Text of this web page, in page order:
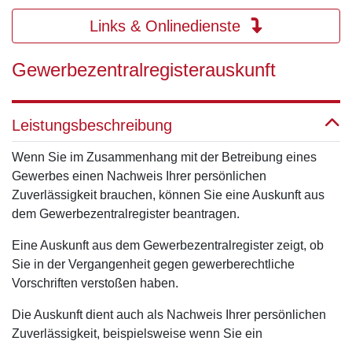
Links & Onlinedienste
Gewerbezentralregisterauskunft
Leistungsbeschreibung
Wenn Sie im Zusammenhang mit der Betreibung eines
Gewerbes einen Nachweis Ihrer persönlichen
Zuverlässigkeit brauchen, können Sie eine Auskunft aus
dem Gewerbezentralregister beantragen.
Eine Auskunft aus dem Gewerbezentralregister zeigt, ob
Sie in der Vergangenheit gegen gewerberechtliche
Vorschriften verstoßen haben.
Die Auskunft dient auch als Nachweis Ihrer persönlichen
Zuverlässigkeit, beispielsweise wenn Sie ein